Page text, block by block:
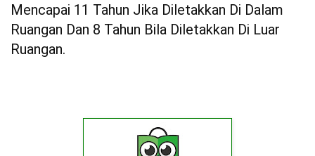
Mencapai 11 Tahun Jika Diletakkan Di Dalam
Ruangan Dan 8 Tahun Bila Diletakkan Di Luar
Ruangan.